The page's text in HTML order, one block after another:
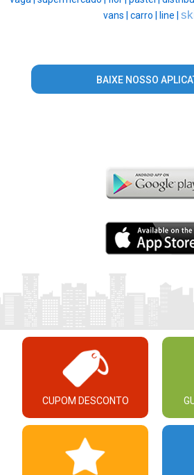
vans | carro | line |
BAIXE NOSSO
CUPOM DESCONTO